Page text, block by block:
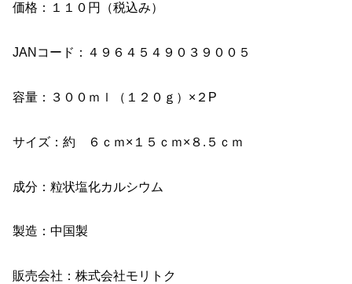
価格：１１０円（税込み）
JANコード：４９６４５４９０３９００５
容量：３００ｍｌ（１２０ｇ）×２P
サイズ：約 ６ｃｍ×１５ｃｍ×８.５ｃｍ
成分：粒状塩化カルシウム
製造：中国製
販売会社：株式会社モリトク